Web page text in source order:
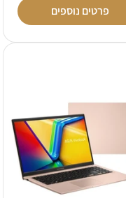
פרטים נוספים